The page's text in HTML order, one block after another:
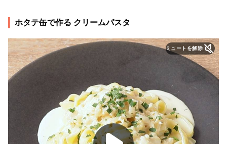
ホタテ缶で作る クリームパスタ
ミュートを解除